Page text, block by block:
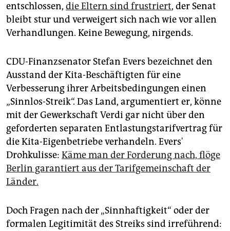
entschlossen, die Eltern sind frustriert, der Senat
bleibt stur und verweigert sich nach wie vor allen
Verhandlungen. Keine Bewegung, nirgends.
CDU-Finanzsenator Stefan Evers bezeichnet den
Ausstand der Kita-Beschäftigten für eine
Verbesserung ihrer Arbeitsbedingungen einen
„Sinnlos-Streik“. Das Land, argumentiert er, könne
mit der Gewerkschaft Verdi gar nicht über den
geforderten separaten Entlastungstarifvertrag für
die Kita-Eigenbetriebe verhandeln. Evers'
Drohkulisse: Käme man der Forderung nach, flöge
Berlin garantiert aus der Tarifgemeinschaft der
Länder.
Doch Fragen nach der „Sinnhaftigkeit“ oder der
formalen Legitimität des Streiks sind irreführend: